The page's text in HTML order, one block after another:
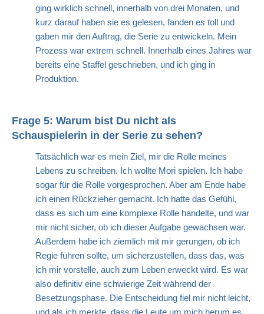
ging wirklich schnell, innerhalb von drei Monaten, und
kurz darauf haben sie es gelesen, fanden es toll und
gaben mir den Auftrag, die Serie zu entwickeln. Mein
Prozess war extrem schnell. Innerhalb eines Jahres war
bereits eine Staffel geschrieben, und ich ging in
Produktion.
Frage 5: Warum bist Du nicht als
Schauspielerin in der Serie zu sehen?
Tatsächlich war es mein Ziel, mir die Rolle meines
Lebens zu schreiben. Ich wollte Mori spielen. Ich habe
sogar für die Rolle vorgesprochen. Aber am Ende habe
ich einen Rückzieher gemacht. Ich hatte das Gefühl,
dass es sich um eine komplexe Rolle handelte, und war
mir nicht sicher, ob ich dieser Aufgabe gewachsen war.
Außerdem habe ich ziemlich mit mir gerungen, ob ich
Regie führen sollte, um sicherzustellen, dass das, was
ich mir vorstelle, auch zum Leben erweckt wird. Es war
also definitiv eine schwierige Zeit während der
Besetzungsphase. Die Entscheidung fiel mir nicht leicht,